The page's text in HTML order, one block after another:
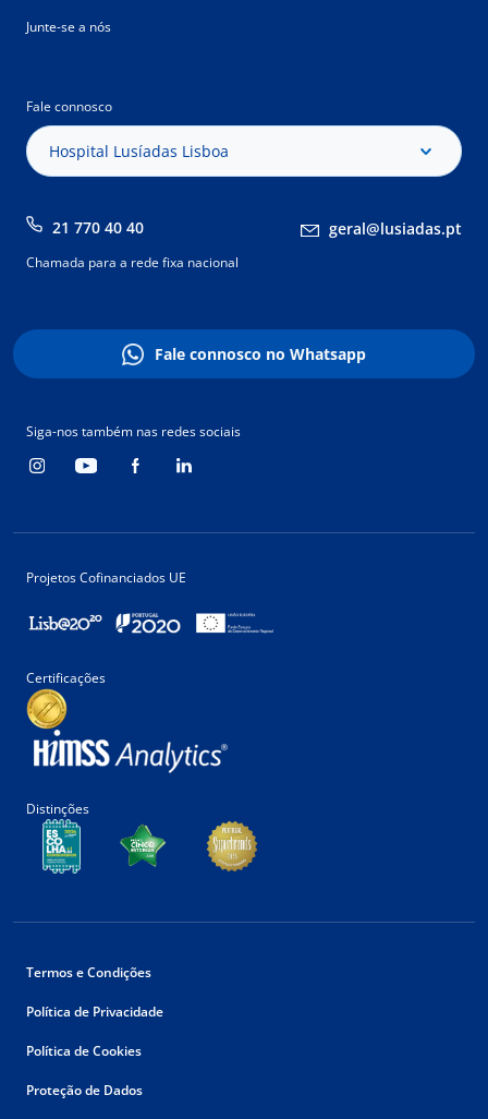
Junte-se a nós
Fale connosco
Hospital Lusíadas Lisboa
21 770 40 40 geral@lusiadas.pt
Chamada para a rede fixa nacional
Fale connosco no Whatsapp
Siga-nos também nas redes sociais
Projetos Cofinanciados UE
Certificações
Distinções
Termos e Condições
Política de Privacidade
Política de Cookies
Proteção de Dados